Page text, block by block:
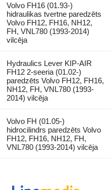
Volvo FH16 (01.93-)
hidraulikas tvertne paredzēts
Volvo FH12, FH16, NH12,
FH, VNL780 (1993-2014)
vilcēja
Hydraulics Lever KIP-AIR
FH12 2-seeria (01.02-)
paredzēts Volvo FH12, FH16,
NH12, FH, VNL780 (1993-
2014) vilcēja
Volvo FH (01.05-)
hidrocilindrs paredzēts Volvo
FH12, FH16, NH12, FH,
VNL780 (1993-2014) vilcēja